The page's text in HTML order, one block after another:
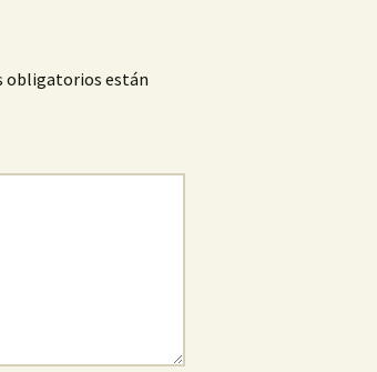
obligatorios están